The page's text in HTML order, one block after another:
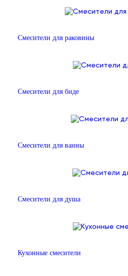
Смесители для раковины
Смесители для биде
Смесители для ванны
Смесители для душа
Кухонные смесители